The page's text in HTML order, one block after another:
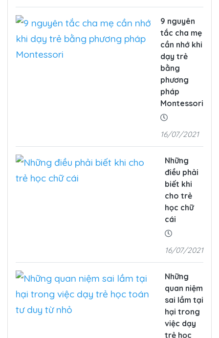
9 nguyên
tắc cha mẹ
cần nhớ khi
dạy trẻ
bằng
phương
pháp
Montessori
16/07/2021
Những
điều phải
biết khi
cho trẻ
học chữ
cái
16/07/2021
Những
quan niệm
sai lầm tại
hại trong
việc dạy
trẻ học